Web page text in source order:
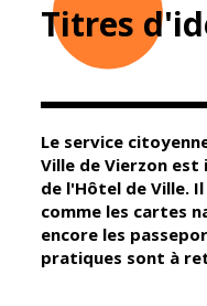
Mairie
Élus
Conseil
Municipal
Services de la
Titres
Le service
Ville de Vierzon est
de l'Hôtel de Ville.
comme les cartes
encore les
pratiques sont à